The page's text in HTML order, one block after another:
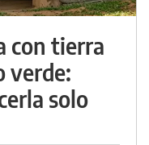
con tierra
verde:
solo